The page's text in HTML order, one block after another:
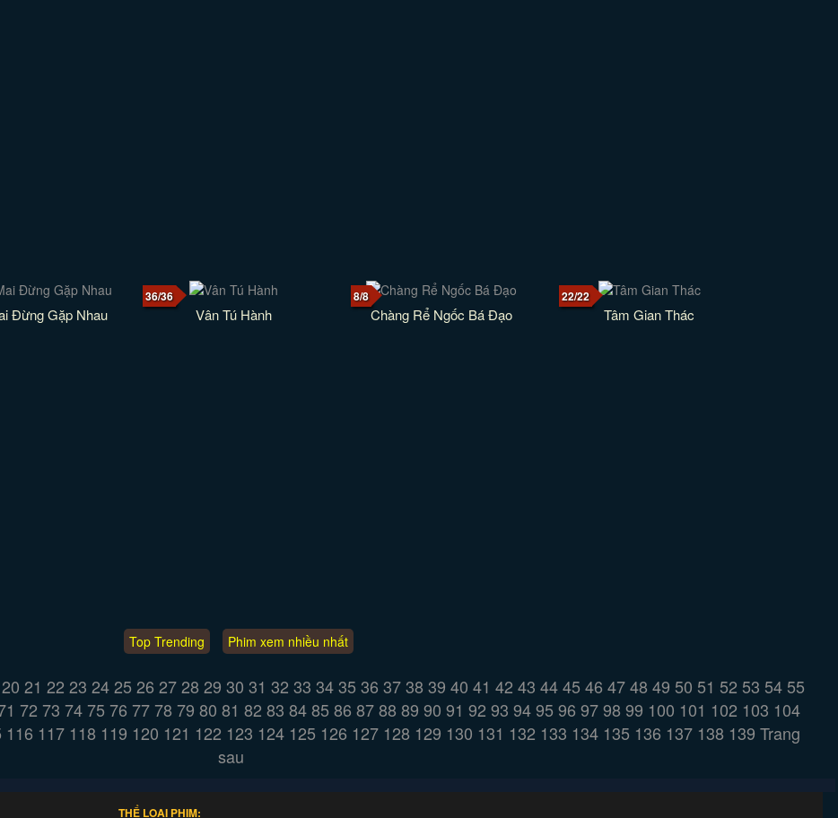
Đừng Gặp Nhau
36/36
Vân Tú Hành
8/8
Chàng Rể Ngốc Bá Đạo
22/22
Tâm Gian Thác
Top Trending Phim xem nhiều nhất
20 21 22 23 242526 2728 29 30 31 32 33 343536 3738 39 40 41 42 43 444546 4748 49 50 51 52 53 54 55
72 73 74 75 76 77 78 79 80 81 82 83 848586 8788 89 90 91 92 93 949596 9798 99 100 101 102 103 104
116 117 118 119 120 121 122 123 124 125 126 127 128 129 130 131 132 133 134 135 136 137 138 139 Trang
sau
THỂ LOẠI PHIM: